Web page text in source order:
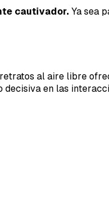
cautivador. Ya sea
al aire libre
en las